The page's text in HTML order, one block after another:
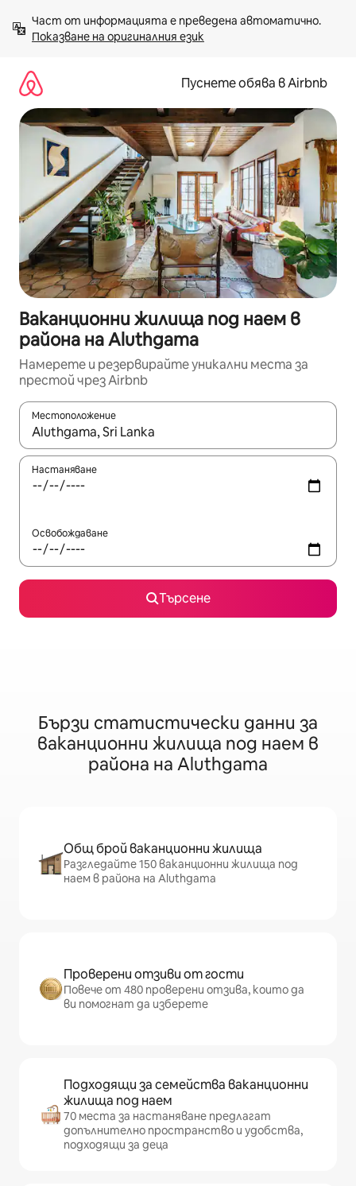
към
съдържанието
Показване на оригиналния език
Пуснете обява в Airbnb
Ваканционни жилища под наем в
района на Aluthgama
Намерете и резервирайте уникални места за
престой чрез Airbnb
Местоположение
Когато резултатите се покажат, използвайте
Настаняване
Освобождаване
Търсене
Бързи статистически данни за
ваканционни жилища под наем в
района на Aluthgama
Общ брой ваканционни жилища
Разгледайте 150 ваканционни жилища под
наем в района на Aluthgama
Проверени отзиви от гости
Повече от 480 проверени отзива, които да
ви помогнат да изберете
Подходящи за семейства ваканционни
жилища под наем
70 места за настаняване предлагат
допълнително пространство и удобства,
подходящи за деца